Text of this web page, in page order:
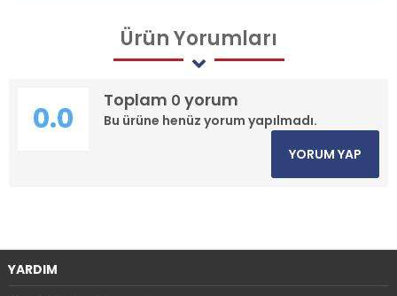
ÜrünYorumları
Toplam 0 yorum
Bu ürüne henüz yorum yapılmadı.
0.0
YORUM YAP
YARDIM